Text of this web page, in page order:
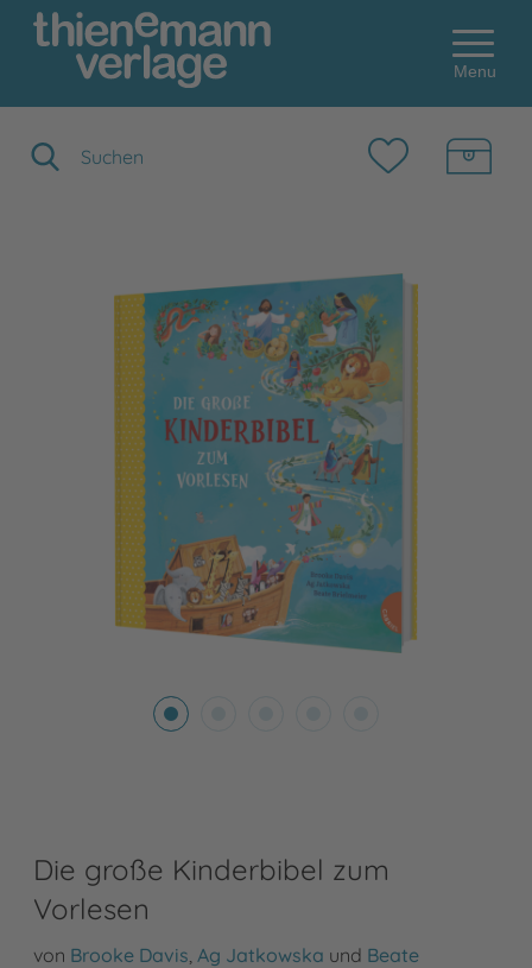
Menu
Die große Kinderbibel zum
Vorlesen
von Brooke Davis Ag Jatkowska und Beate